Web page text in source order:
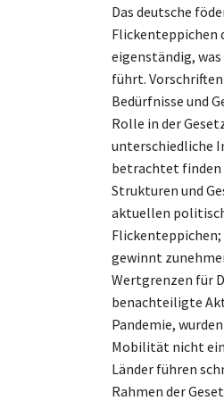
Das deutsche
Flickenteppichen
eigenständig,
führt.
Bedürfnisse und
Rolle in der
unterschiedliche
betrachtet finden
Strukturen und
aktuellen
gewinnt
Wertgrenzen für
benachteiligte
Pandemie,
Mobilität nicht
Länder führen
Rahmen der